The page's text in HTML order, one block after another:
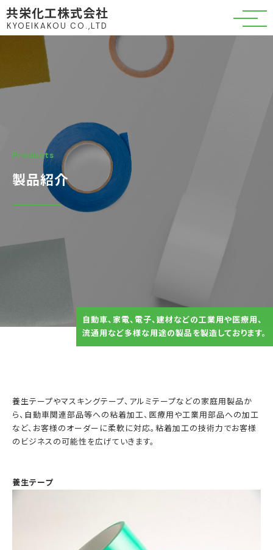
共栄化工株式会社
KYOEIKAKOU CO.,LTD
Products
製品紹介
自動車、家電、電子、建材などの工業用や医療用、
流通用など多様な用途の製品を製造しております。
養生テープやマスキングテープ、アルミテープなどの家庭用製品か
ら、自動車関連部品等への粘着加工、医療用や工業用部品への加工
など、お客様のオーダーに柔軟に対応。粘着加工の技術力でお客様
のビジネスの可能性を広げていきます。
養生テープ